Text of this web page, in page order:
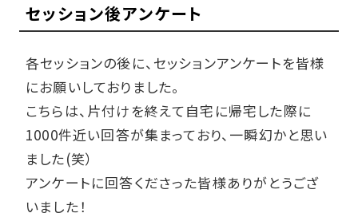
セッション後アンケート
各セッションの後に、セッションアンケートを皆様
にお願いしておりました。
こちらは、片付けを終えて自宅に帰宅した際に
1000件近い回答が集まっており、一瞬幻かと思い
ました(笑）
アンケートに回答くださった皆様ありがとうござ
いました！